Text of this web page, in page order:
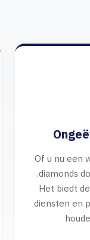
Of u nu een
.diamonds
Het biedt
diensten en